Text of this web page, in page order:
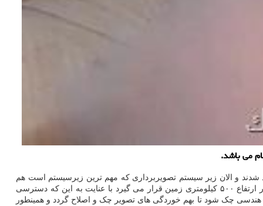
می باشد.
شدند و الان زیر سیستم تصویربرداری که مهم ترین زیرسیستم است هم
مدتی است که فعال شده و ما الان در فرآیند کالیبراسیون این زیر سیستم قرار گرفته ایم. به قول وی معمولا یک محموله تصویربرداری فضایی وقتی در ارتفاع ۵۰۰ کیلومتری زمین قرار می گیرد با عنایت به این که دسترسی
هندسی چک شود تا بهم خوردگی های تصویر چک و اصلاح گردد و همینطور